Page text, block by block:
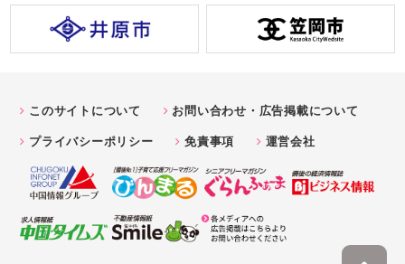
このサイトについて
お問い合わせ・広告掲載について
プライバシーポリシー
免責事項 運営会社